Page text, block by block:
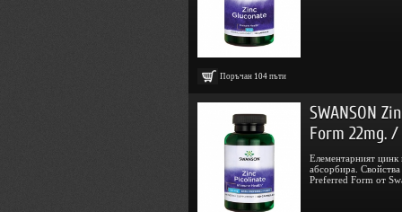
Поръчан 104 пъти
SWANSON
Form 22mg. /
Елементарният цинк
абсорбира.
Preferred Form от